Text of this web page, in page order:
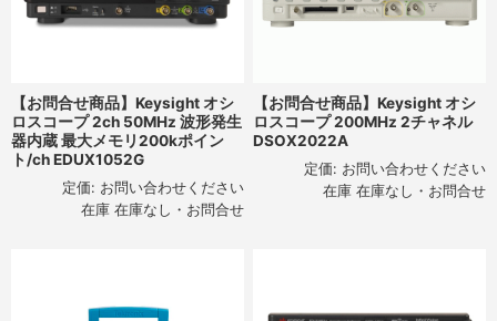
【お問合せ商品】Keysight オシ
ロスコープ 2ch 50MHz 波形発生
器内蔵 最大メモリ200kポイン
ト/ch EDUX1052G
定価: お問い合わせください
在庫 在庫なし・お問合せ
【お問合せ商品】Keysight オシ
ロスコープ 200MHz 2チャネル
DSOX2022A
定価: お問い合わせください
在庫 在庫なし・お問合せ